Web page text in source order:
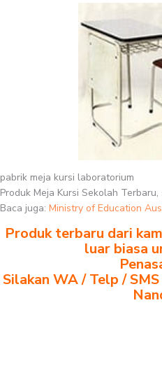
pabrik meja kursi laboratorium
Produk Meja Kursi Sekolah
Baca juga: Ministry of Education
Produk terbaru dari
luar biasa
Silakan WA / Telp /